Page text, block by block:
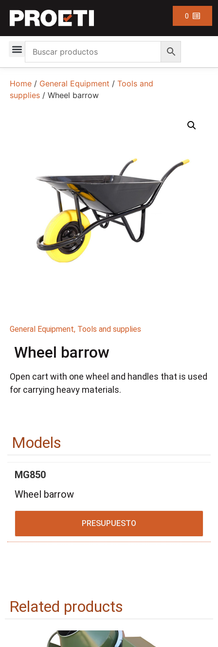
0
Home / General Equipment / Tools and
supplies / Wheel barrow
General Equipment, Tools and supplies
Wheel barrow
Open cart with one wheel and handles that is used
for carrying heavy materials.
Models
MG850
Wheel barrow
PRESUPUESTO
Related products